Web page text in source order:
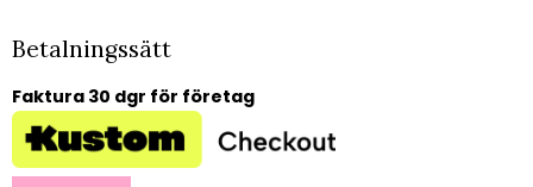
Betalningssätt
Faktura 30 dgr för företag